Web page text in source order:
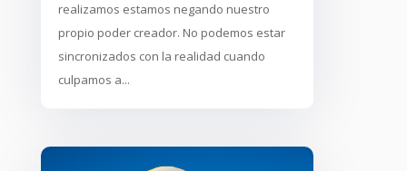
realizamos estamos negando nuestro
propio poder creador. No podemos estar
sincronizados con la realidad cuando
culpamos a...